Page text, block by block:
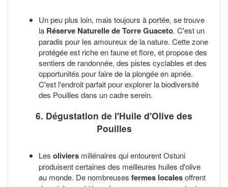
Un peu plus loin, mais toujours à portée, se trouve
la Réserve Naturelle de Torre Guaceto. C'est un
paradis pour les amoureux de la nature. Cette zone
protégée est riche en faune et flore, et propose des
sentiers de randonnée, des pistes cyclables et des
opportunités pour faire de la plongée en apnée.
C'est l'endroit parfait pour explorer la biodiversité
des Pouilles dans un cadre serein.
6. Dégustation de l'Huile d'Olive des
Pouilles
Les oliviers millénaires qui entourent Ostuni
produisent certaines des meilleures huiles d'olive
au monde. De nombreuses fermes localesoffrent